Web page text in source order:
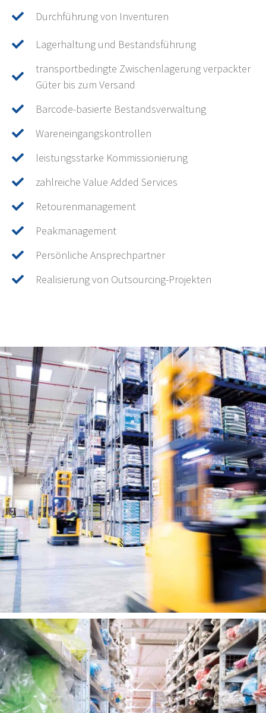
Durchführung von Inventuren
Lagerhaltung und Bestandsführung
transportbedingte Zwischenlagerung verpackter
Güter bis zum Versand
Barcode-basierte Bestandsverwaltung
Wareneingangskontrollen
leistungsstarke Kommissionierung
zahlreiche Value Added Services
Retourenmanagement
Peakmanagement
Persönliche Ansprechpartner
Realisierung von Outsourcing-Projekten